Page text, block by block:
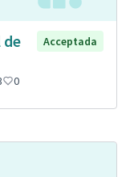
de
Acceptada
0